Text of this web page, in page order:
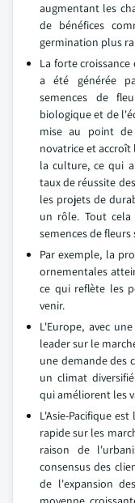
augmentant les
de bénéfices
germination plus
La forte
a été générée
semences de
biologique et de
mise au point de
novatrice et
la culture, ce qui
taux de réussite
les projets de
un rôle. Tout
semences de
Par exemple, la
ornementales
ce qui reflète les
venir.
L'Europe, avec
leader sur le
une demande des
un climat
qui améliorent les
L'Asie-Pacifique
rapide sur les
raison de
consensus des
de l'expansion